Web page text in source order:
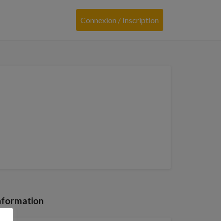
Connexion / Inscription